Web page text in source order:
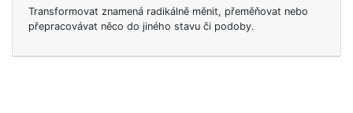
Transformovat znamená radikálně měnit, přeměňovat nebo
přepracovávat něco do jiného stavu či podoby.